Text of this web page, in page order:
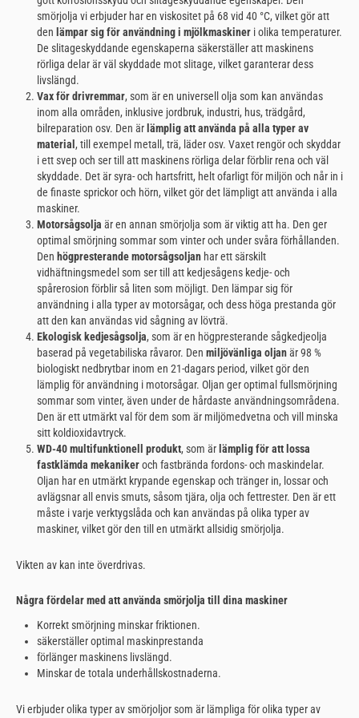
smörjolja vi erbjuder har en viskositet på 68 vid 40 °C, vilket gör att
den lämpar sig för användning i mjölkmaskiner i olika temperaturer.
De slitageskyddande egenskaperna säkerställer att maskinens
rörliga delar är väl skyddade mot slitage, vilket garanterar dess
livslängd.
Vax för drivremmar, som är en universell olja som kan användas
inom alla områden, inklusive jordbruk, industri, hus, trädgård,
bilreparation osv. Den är lämplig att använda på alla typer av
material , till exempel metall, trä, läder osv. Vaxet rengör och skyddar
i ett svep och ser till att maskinens rörliga delar förblir rena och väl
skyddade. Det är syra- och hartsfritt, helt ofarligt för miljön och når in i
de finaste sprickor och hörn, vilket gör det lämpligt att använda i alla
maskiner.
Motorsågsolja är en annan smörjolja som är viktig att ha. Den ger
optimal smörjning sommar som vinter och under svåra förhållanden.
Den högpresterande motorsågsoljan har ett särskilt
vidhäftningsmedel som ser till att kedjesågens kedje- och
spårerosion förblir så liten som möjligt. Den lämpar sig för
användning i alla typer av motorsågar, och dess höga prestanda gör
att den kan användas vid sågning av lövträ.
Ekologisk kedjesågsolja, som är en högpresterande sågkedjeolja
baserad på vegetabiliska råvaror. Den miljövänliga oljanär 98 %
biologiskt nedbrytbar inom en 21-dagars period, vilket gör den
lämplig för användning i motorsågar. Oljan ger optimal fullsmörjning
sommar som vinter, även under de hårdaste användningsområdena.
Den är ett utmärkt val för dem som är miljömedvetna och vill minska
sitt koldioxidavtryck.
WD-40 multifunktionell produkt, som är lämplig för att lossa
fastklämda mekanikeroch fastbrända fordons- och maskindelar.
Oljan har en utmärkt krypande egenskap och tränger in, lossar och
avlägsnar all envis smuts, såsom tjära, olja och fettrester. Den är ett
måste i varje verktygslåda och kan användas på olika typer av
maskiner, vilket gör den till en utmärkt allsidig smörjolja.
Vikten av kan inte överdrivas.
Några fördelar med att använda smörjolja till dina maskiner
Korrekt smörjning minskar friktionen.
säkerställer optimal maskinprestanda
förlänger maskinens livslängd.
Minskar de totala underhållskostnaderna.
Vi erbjuder olika typer av smörjoljor som är lämpliga för olika typer av